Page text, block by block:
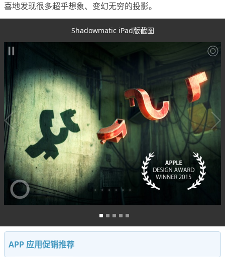
喜地发现很多超乎想象、变幻无穷的投影。
Shadowmatic iPad版截图
APP 应用促销推荐